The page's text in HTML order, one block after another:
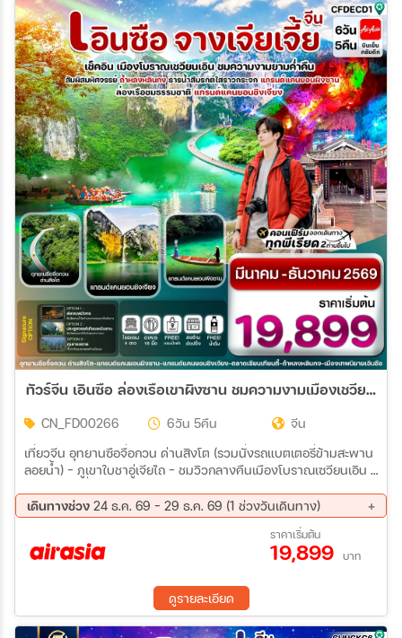
ทัวร์จีน เอินซือ ล่องเรือเขาผิงซาน ชมความงามเมืองเชวียนเอิน จางเจียเจี้ย 6วัน 5คืน (FD)
CN_FD00266 6วัน 5คืน
จีน
เที่ยวจีน อุทยานซือจื่อกวน ด่านสิงโต (รวมนั่งรถแบตเตอรี่ข้ามสะพาน
ลอยน้ำ) – ภูเขาใบชาอู่เจียไถ – ชมวิวกลางคืนเมืองโบราณเซวียนเอิน –
สุดมหัศจรรย์ – เที่ยวชมเมืองเทพธิดา – ตลาดกลางคืนเซียนเทียนตี้ –
เข้าโรงแรมที่พัก
เดินทางช่วง 24 ธ.ค. 69 - 29 ธ.ค. 69 (1 ช่วงวันเดินทาง)
ราคาเริ่มต้น
19,899 บาท
ดูรายละเอียด